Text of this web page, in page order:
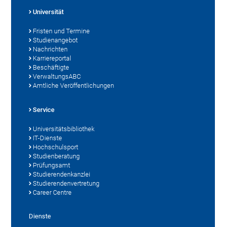
Universität
Fristen und Termine
Studienangebot
Nachrichten
Karriereportal
Beschäftigte
VerwaltungsABC
Amtliche Veröffentlichungen
Service
Universitätsbibliothek
IT-Dienste
Hochschulsport
Studienberatung
Prüfungsamt
Studierendenkanzlei
Studierendenvertretung
Career Centre
Dienste